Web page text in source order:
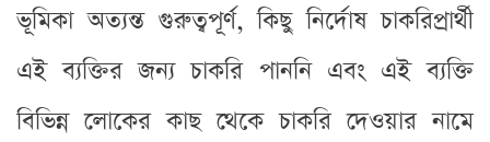
ভূমিকা অত্যন্ত গুরুত্বপূর্ণ, কিছু নির্দোষ চাকরিপ্রার্থী
এই ব্যক্তির জন্য চাকরি পাননি এবং এই ব্যক্তি
বিভিন্ন লোকের কাছ থেকে চাকরি দেওয়ার নামে